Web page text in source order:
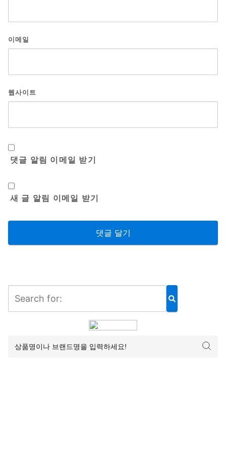
이메일
웹사이트
댓글 알림 이메일 받기
새 글 알림 이메일 받기